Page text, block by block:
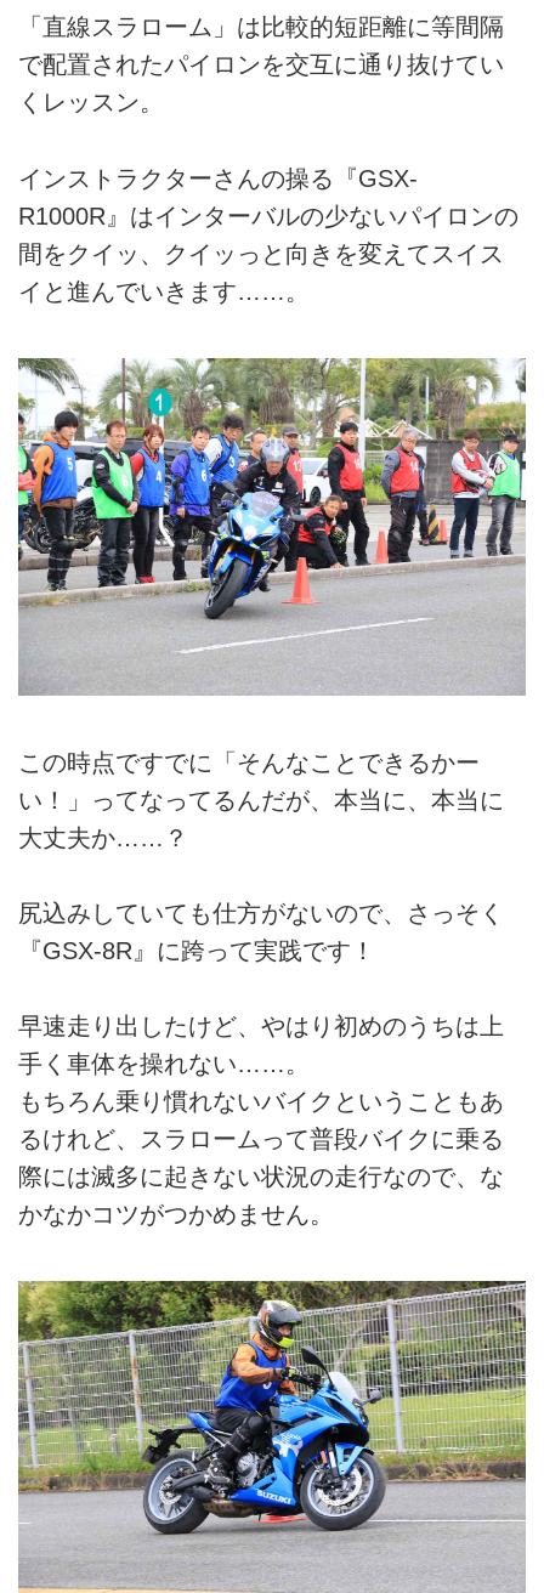
「直線スラローム」は比較的短距離に等間隔
で配置されたパイロンを交互に通り抜けてい
くレッスン。
インストラクターさんの操る『GSX-
R1000R』はインターバルの少ないパイロンの
間をクイッ、クイッっと向きを変えてスイス
イと進んでいきます……。
この時点ですでに「そんなことできるかー
い！」ってなってるんだが、本当に、本当に
大丈夫か……？
尻込みしていても仕方がないので、さっそく
『GSX-8R』に跨って実践です！
早速走り出したけど、やはり初めのうちは上
手く車体を操れない……。
もちろん乗り慣れないバイクということもあ
るけれど、スラロームって普段バイクに乗る
際には滅多に起きない状況の走行なので、な
かなかコツがつかめません。